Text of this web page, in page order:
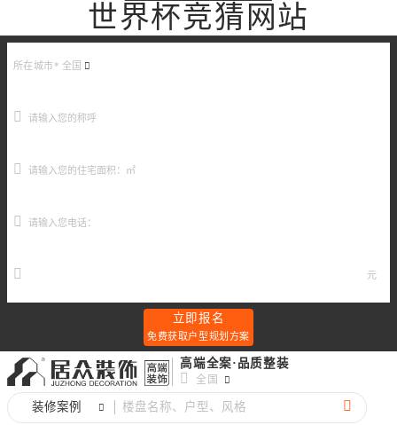
世界杯竞猜网站
所在城市* 全国
元
立即报名
免费获取户型规划方案
高端全案·品质整装
全国
装修案例